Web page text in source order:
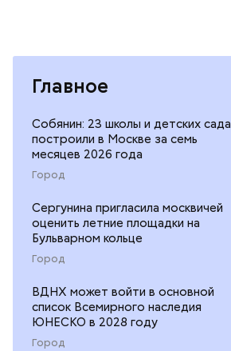
Главное
Собянин: 23 школы и детских сада
построили в Москве за семь
месяцев 2026 года
Город
Сергунина пригласила москвичей
оценить летние площадки на
Бульварном кольце
Город
ВДНХ может войти в основной
список Всемирного наследия
ЮНЕСКО в 2028 году
Город